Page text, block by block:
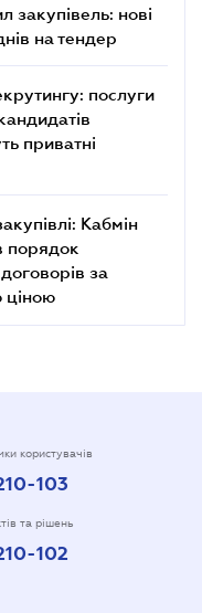
закупівель: нові
на тендер
послуги
приватні
Кабмін
порядок
за
ціною
користувачів
103
та рішень
102